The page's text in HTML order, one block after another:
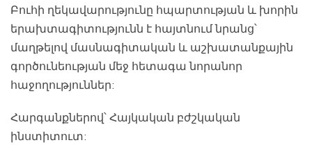
Բուհի ղեկավարությունը հպարտության և խորին
երախտագիտությունն է հայտնում նրանց՝
մաղթելով մասնագիտական և աշխատանքային
գործունեության մեջ հետագա նորանոր
հաջողություններ:
Հարգանքներով՝ Հայկական բժշկական
ինստիտուտ: